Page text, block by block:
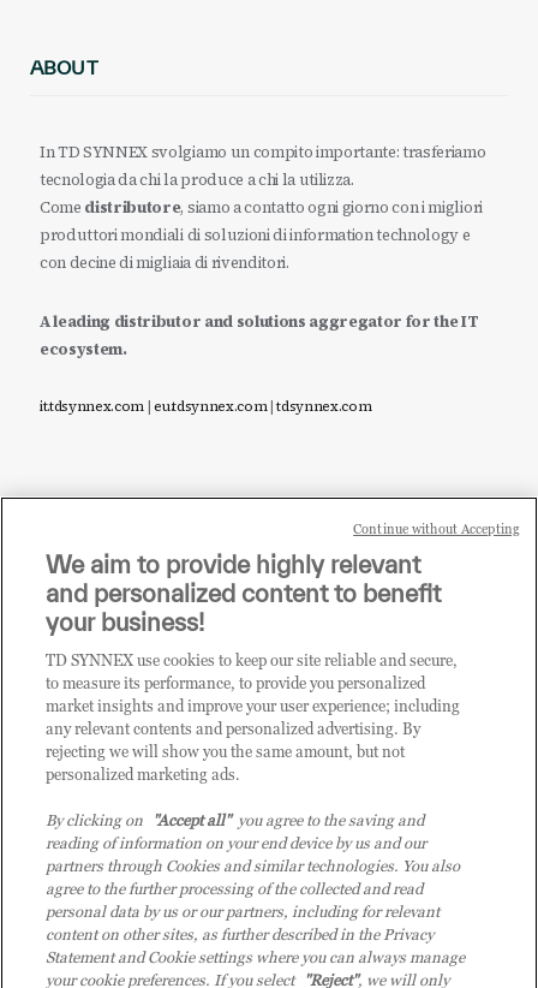
ABOUT
In TD SYNNEX svolgiamo un compito importante: trasferiamo
tecnologia da chi la produce a chi la utilizza.
Come distributore, siamo a contatto ogni giorno con i migliori
produttori mondiali di soluzioni di information technology e
con decine di migliaia di rivenditori.
A leading distributor and solutions aggregator for the IT
ecosystem.
it.tdsynnex.com|eu.tdsynnex.com|tdsynnex.com
Sei un rivenditore di tecnologia e desideri acquistare
i prodotti o le soluzioni trattate sul blog?
CLICCA QUI E DIVENTA
CLIENTE TD SYNNEX
We aim to provide highly relevant
and personalized content to benefit
your business!
TD SYNNEX use cookies to keep our site reliable and secure,
to measure its performance, to provide you personalized
market insights and improve your user experience; including
any relevant contents and personalized advertising. By
rejecting we will show you the same amount, but not
personalized marketing ads.
By clicking on "Accept all"you agree to the saving and
reading of information on your end device by us and our
partners through Cookies and similar technologies. You also
agree to the further processing of the collected and read
personal data by us or our partners, including for relevant
content on other sites, as further described in the Privacy
Statement and Cookie settings where you can always manage
your cookie preferences. If you select "Reject", we will only
Continue without Accepting